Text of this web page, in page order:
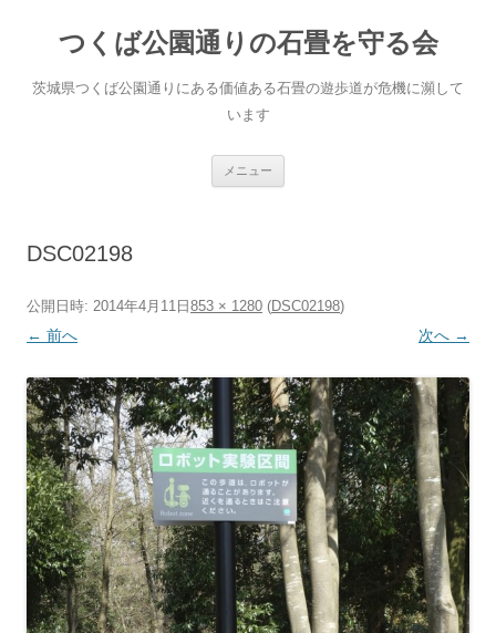
へ
ス
つくば公園通りの石畳を守る会
茨城県つくば公園通りにある価値ある石畳の遊歩道が危機に瀕して
います
メニュー
DSC02198
公開日時: 2014年4月11日 853 × 1280 (DSC02198)
← 前へ 次へ →